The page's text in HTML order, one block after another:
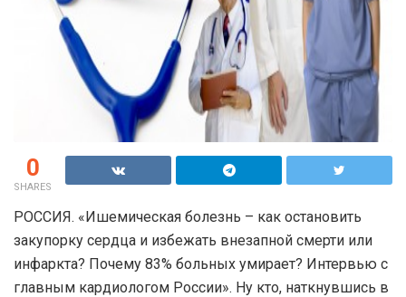
0
SHARES
РОССИЯ. «Ишемическая болезнь – как остановить
закупорку сердца и избежать внезапной смерти или
инфаркта? Почему 83% больных умирает? Интервью с
главным кардиологом России». Ну кто, наткнувшись в